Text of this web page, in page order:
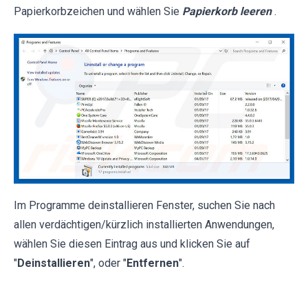
Papierkorbzeichen und wählen Sie Papierkorb leeren .
Im Programme deinstallieren Fenster, suchen Sie nach
allen verdächtigen/kürzlich installierten Anwendungen,
wählen Sie diesen Eintrag aus und klicken Sie auf
"Deinstallieren", oder "Entfernen".